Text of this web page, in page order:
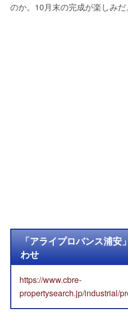
のか。10月末の完成が楽しみだ。
「アライプロバンス浦安
わせ
https://www.cbre-
propertysearch.jp/industrial/